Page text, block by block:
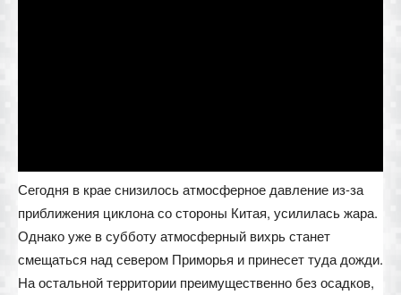
Сегодня в крае снизилось атмосферное давление из-за
приближения циклона со стороны Китая, усилилась жара.
Однако уже в субботу атмосферный вихрь станет
смещаться над севером Приморья и принесет туда дожди.
На остальной территории преимущественно без осадков,